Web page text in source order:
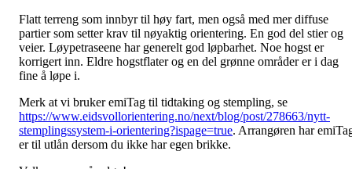
Flatt terreng som innbyr til høy fart, men også med mer diffuse
partier som setter krav til nøyaktig orientering. En god del stier og
veier. Løypetraseene har generelt god løpbarhet. Noe hogst er
korrigert inn. Eldre hogstflater og en del grønne områder er i dag
fine å løpe i.
Merk at vi bruker emiTag til tidtaking og stempling, se
https://www.eidsvollorientering.no/next/blog/post/278663/nytt-
stemplingssystem-i-orientering?ispage=true. Arrangøren har
er til utlån dersom du ikke har egen brikke.